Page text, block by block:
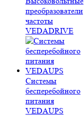
преобразователи
частоты
VEDADRIVE
Системы
бесперебойного
питания
VEDAUPS